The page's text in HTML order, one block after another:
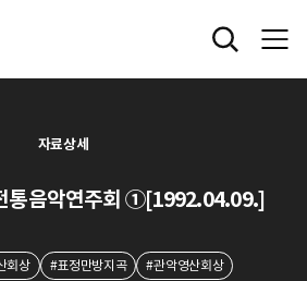
자료상세
통음악연주회 ①[1992.04.09.]
회상 #표정만방지곡 #관악영산회상